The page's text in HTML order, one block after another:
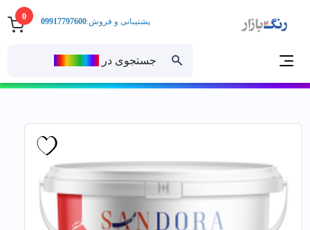
0
جستجوی در
پشتیبانی و فروش:09917797600